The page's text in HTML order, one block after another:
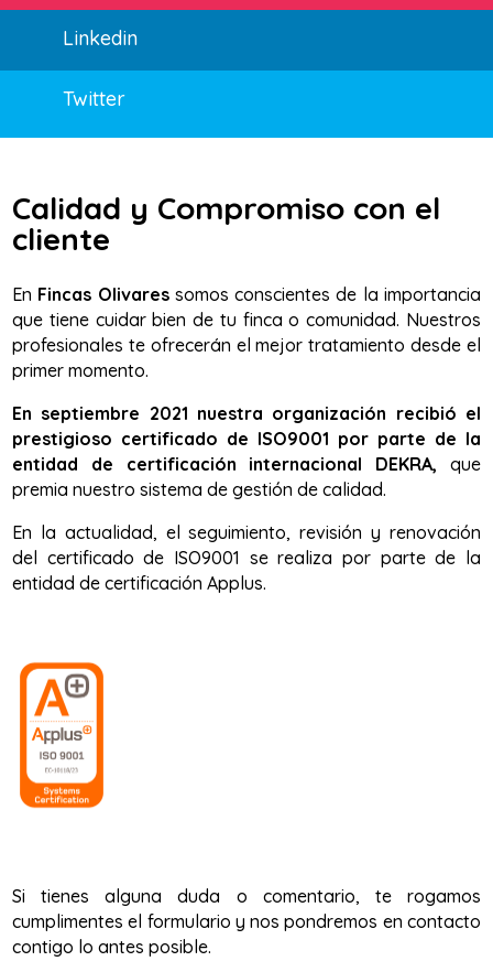
Linkedin
Twitter
Calidad y Compromiso con el
cliente
En Fincas Olivaressomos conscientes de la importancia
que tiene cuidar bien de tu finca o comunidad. Nuestros
profesionales te ofrecerán el mejor tratamiento desde el
primer momento.
En septiembre 2021 nuestra organización recibió el
prestigioso certificado de ISO9001 por parte de la
entidad de certificación internacional DEKRA, que
premia nuestro sistema de gestión de calidad.
En la actualidad, el seguimiento, revisión y renovación
del certificado de ISO9001 se realiza por parte de la
entidad de certificación Applus.
Si tienes alguna duda o comentario, te rogamos
cumplimentes el formulario y nos pondremos en contacto
contigo lo antes posible.